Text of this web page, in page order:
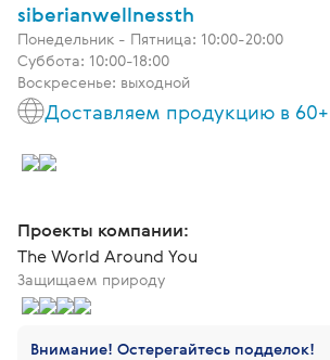
siberianwellnessth
Понедельник - Пятница: 10:00-20:00
Суббота: 10:00-18:00
Воскресенье: выходной
Доставляем продукцию в
Проекты компании:
The World Around You
Защищаем природу
Внимание! Остерегайтесь подделок!